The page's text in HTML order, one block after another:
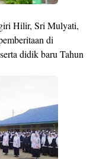
Hilir, Sri Mulyati,
di
didik baru Tahun